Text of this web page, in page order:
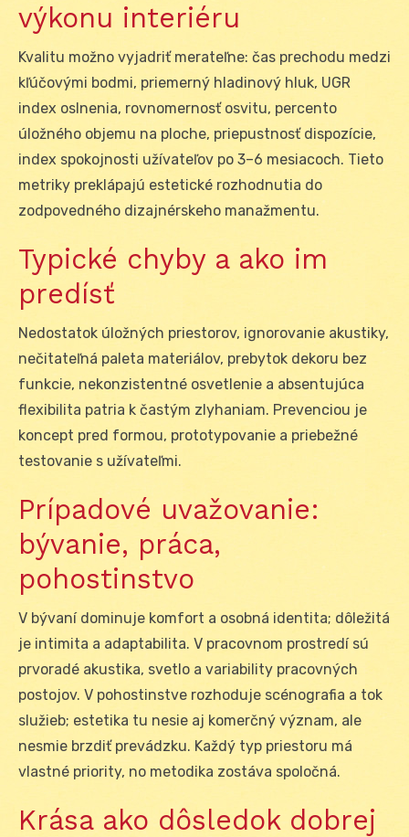
výkonu interiéru
Kvalitu možno vyjadriť merateľne: čas prechodu medzi
kľúčovými bodmi, priemerný hladinový hluk, UGR
index oslnenia, rovnomernosť osvitu, percento
úložného objemu na ploche, priepustnosť dispozície,
index spokojnosti užívateľov po 3–6 mesiacoch. Tieto
metriky preklápajú estetické rozhodnutia do
zodpovedného dizajnérskeho manažmentu.
Typické chyby a ako im
predísť
Nedostatok úložných priestorov, ignorovanie akustiky,
nečitateľná paleta materiálov, prebytok dekoru bez
funkcie, nekonzistentné osvetlenie a absentujúca
flexibilita patria k častým zlyhaniam. Prevenciou je
koncept pred formou, prototypovanie a priebežné
testovanie s užívateľmi.
Prípadové uvažovanie:
bývanie, práca,
pohostinstvo
V bývaní dominuje komfort a osobná identita; dôležitá
je intimita a adaptabilita. V pracovnom prostredí sú
prvoradé akustika, svetlo a variability pracovných
postojov. V pohostinstve rozhoduje scénografia a tok
služieb; estetika tu nesie aj komerčný význam, ale
nesmie brzdiť prevádzku. Každý typ priestoru má
vlastné priority, no metodika zostáva spoločná.
Krása ako dôsledok dobrej